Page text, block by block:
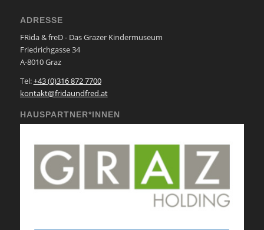
ADRESSE
FRida & freD - Das Grazer Kindermuseum
Friedrichgasse 34
A-8010 Graz
Tel:+43 (0)316 872 7700
kontakt@fridaundfred.at
HAUSPARTNER*INNEN